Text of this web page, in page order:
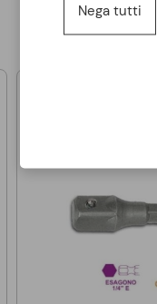
Altri
Nega tutti